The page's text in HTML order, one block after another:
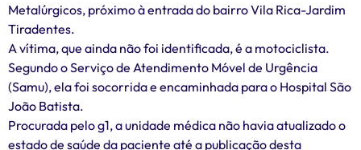
Metalúrgicos, próximo à entrada do bairro Vila Rica-Jardim
Tiradentes.
A vítima, que ainda não foi identificada, é a motociclista.
Segundo o Serviço de Atendimento Móvel de Urgência
(Samu), ela foi socorrida e encaminhada para o Hospital São
João Batista.
Procurada pelo g1, a unidade médica não havia atualizado o
estado de saúde da paciente até a publicação desta